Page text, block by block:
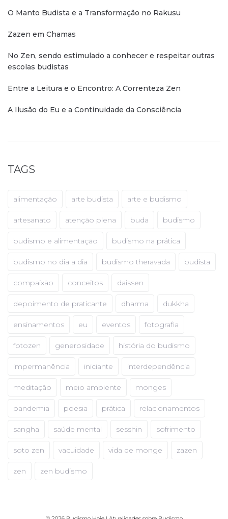
O Manto Budista e a Transformação no Rakusu
Zazen em Chamas
No Zen, sendo estimulado a conhecer e respeitar outras
escolas budistas
Entre a Leitura e o Encontro: A Correnteza Zen
A Ilusão do Eu e a Continuidade da Consciência
TAGS
alimentação arte budista arte e budismo
artesanato atenção plena buda budismo
budismo e alimentação budismo na prática
budismo no dia a dia budismo theravada budista
compaixão conceitos daissen
depoimento de praticante dharma dukkha
ensinamentos eu eventos fotografia
fotozen generosidade história do budismo
impermanência iniciante interdependência
meditação meio ambiente monges
pandemia poesia prática relacionamentos
sangha saúde mental sesshin sofrimento
soto zen vacuidade vida de monge zazen
zen zen budismo